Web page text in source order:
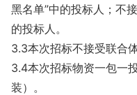
黑名单”中的投标人；不
的投标人。
3.3本次招标不接受联合体
3.4本次招标物资一包一
装）。